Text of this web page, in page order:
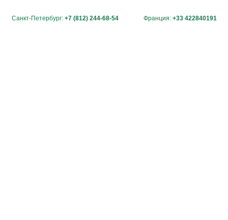
Санкт-Петербург: +7 (812) 244-68-54 Франция: +33 422840191